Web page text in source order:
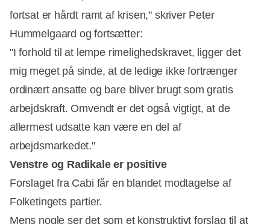
fortsat er hårdt ramt af krisen," skriver Peter
Hummelgaard og fortsætter:
"I forhold til at lempe rimelighedskravet, ligger det
mig meget på sinde, at de ledige ikke fortrænger
ordinært ansatte og bare bliver brugt som gratis
arbejdskraft. Omvendt er det også vigtigt, at de
allermest udsatte kan være en del af
arbejdsmarkedet."
Venstre og Radikale er positive
Forslaget fra Cabi får en blandet modtagelse af
Folketingets partier.
Mens nogle ser det som et konstruktivt forslag til at